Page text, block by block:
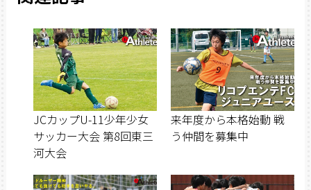
JCカップU-11少年少女
サッカー大会 第8回東三
河大会
来年度から本格始動 戦
う仲間を募集中